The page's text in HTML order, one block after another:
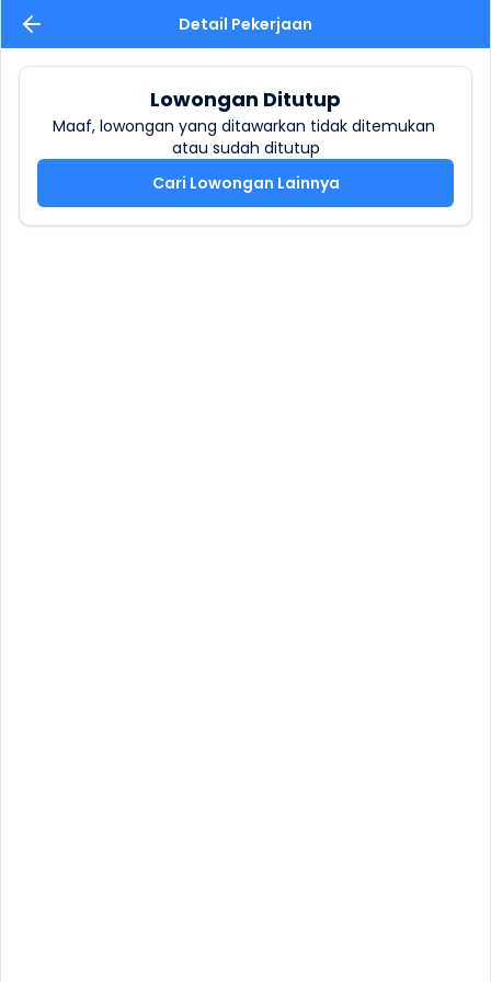
Detail Pekerjaan
Lowongan Ditutup
Maaf, lowongan yang ditawarkan tidak ditemukan
atau sudah ditutup
Cari Lowongan Lainnya